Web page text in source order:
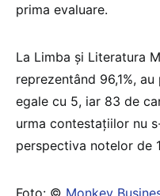
prima evaluare.
La Limba și Literatura
reprezentând 96,1%,
egale cu 5, iar 83 de
urma contestațiilor nu
perspectiva notelor de
Foto: © Monkey